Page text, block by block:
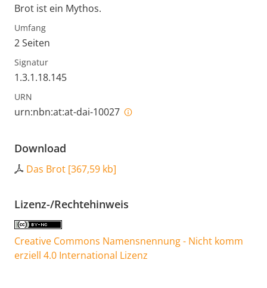
Brot ist ein Mythos.
Umfang
2 Seiten
Signatur
1.3.1.18.145
URN
urn:nbn:at:at-dai-10027
Download
Das Brot [367,59 kb]
Lizenz-/Rechtehinweis
Creative Commons Namensnennung - Nicht komm
erziell 4.0 International Lizenz